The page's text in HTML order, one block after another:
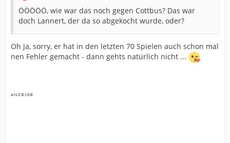
ÖÖÖÖÖ, wie war das noch gegen Cottbus? Das war
doch Lannert, der da so abgekocht wurde, oder?
Oh ja, sorry, er hat in den letzten 70 Spielen auch schon mal
nen Fehler gemacht - dann gehts natürlich nicht ...